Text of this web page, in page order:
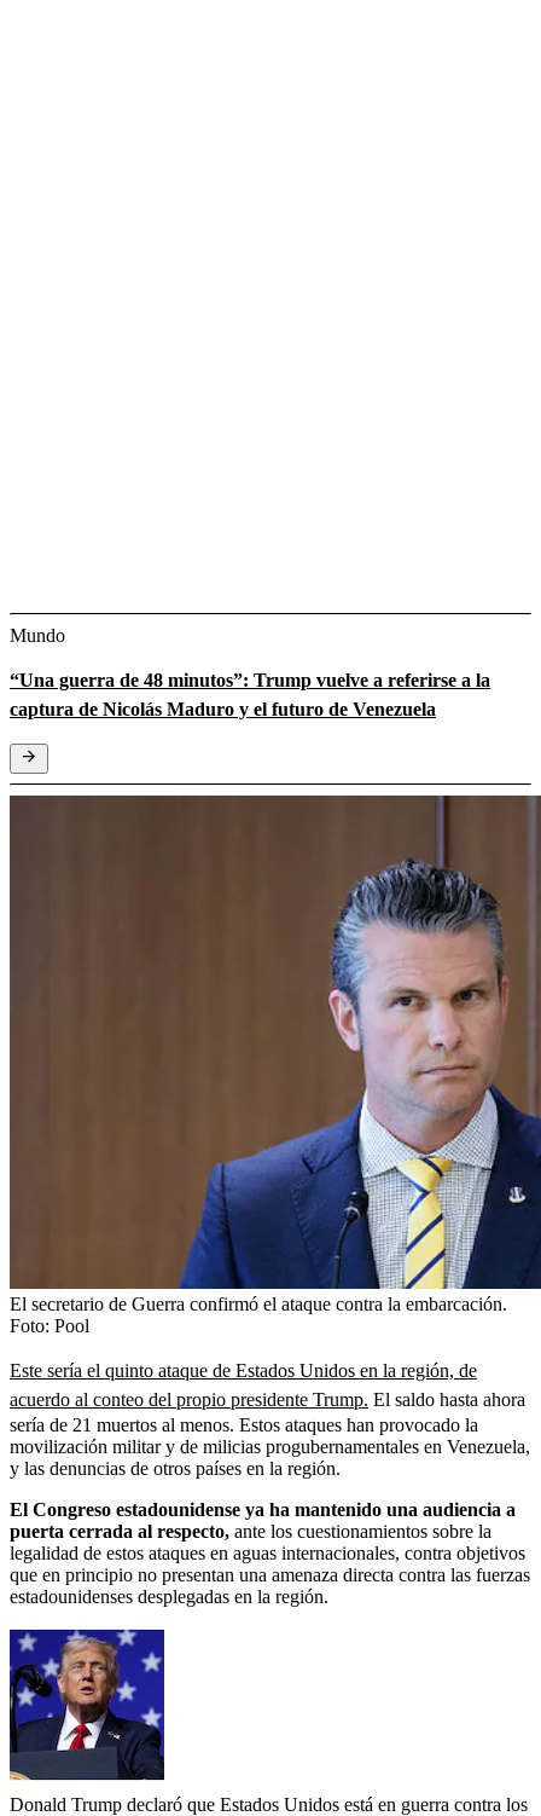
Mundo
“Una guerra de 48 minutos”: Trump vuelve a referirse a la
captura de Nicolás Maduro y el futuro de Venezuela
El secretario de Guerra confirmó el ataque contra la embarcación.
Foto: Pool
Este sería el quinto ataque de Estados Unidos en la región, de
acuerdo al conteo del propio presidente Trump. El saldo hasta ahora
sería de 21 muertos al menos. Estos ataques han provocado la
movilización militar y de milicias progubernamentales en Venezuela,
y las denuncias de otros países en la región.
El Congreso estadounidense ya ha mantenido una audiencia a
puerta cerrada al respecto, ante los cuestionamientos sobre la
legalidad de estos ataques en aguas internacionales, contra objetivos
que en principio no presentan una amenaza directa contra las fuerzas
estadounidenses desplegadas en la región.
Donald Trump declaró que Estados Unidos está en guerra contra los